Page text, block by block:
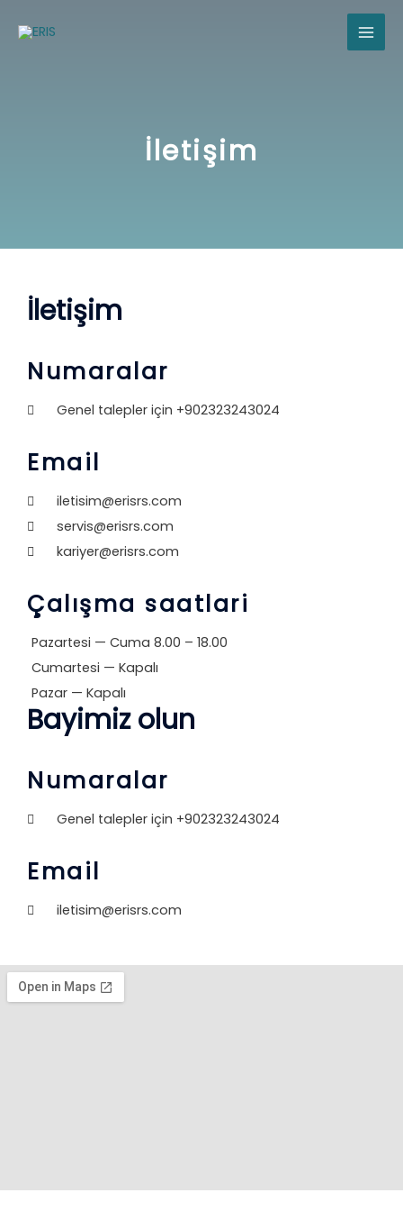
atla
İletişim
İletişim
Numaralar
Genel talepler için +902323243024
Email
iletisim@erisrs.com
servis@erisrs.com
kariyer@erisrs.com
Çalışma saatlari
Pazartesi — Cuma 8.00 – 18.00
Cumartesi — Kapalı
Pazar — Kapalı
Bayimiz olun
Numaralar
Genel talepler için +902323243024
Email
iletisim@erisrs.com